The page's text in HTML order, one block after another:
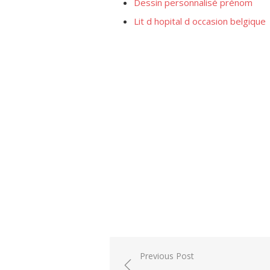
Dessin personnalisé prénom
Lit d hopital d occasion belgique
PostPrevious Post